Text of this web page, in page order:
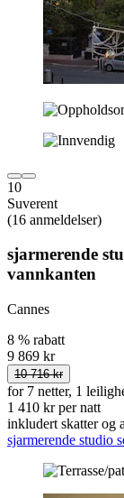
10
Suverent
(16 anmeldelser)
sjarmerende
vannkanten
Cannes
8 % rabatt
9 869 kr
10 716 kr
for 7 netter, 1
1 410 kr per natt
inkludert skatter og
sjarmerende studio